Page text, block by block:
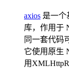
axios 是一个
库，作用于
同一套代码
它使用原生
用